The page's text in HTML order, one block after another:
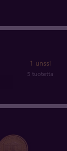
1 unssi
5 tuotetta